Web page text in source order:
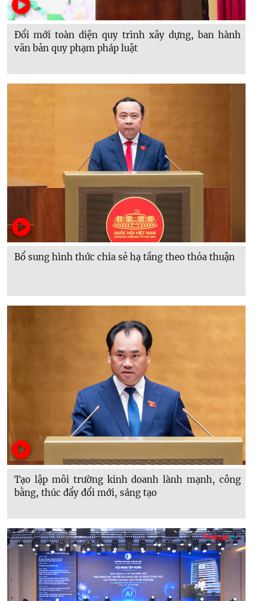
Đổi mới toàn diện quy trình xây dựng, ban hành
văn bản quy phạm pháp luật
Bổ sung hình thức chia sẻ hạ tầng theo thỏa thuận
Tạo lập môi trường kinh doanh lành mạnh, công
bằng, thúc đẩy đổi mới, sáng tạo